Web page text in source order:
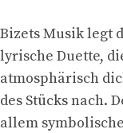
Bizets Musik legt
lyrische Duette,
atmosphärisch
des Stücks nach.
allem